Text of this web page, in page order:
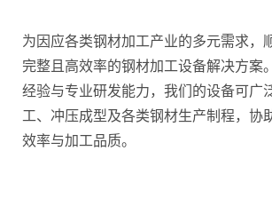
为因应各类钢材加工产业的多元需求，
完整且高效率的钢材加工设​​备解决方案
经验与专业研发能力，我们的设备可广
工、冲压成型及各类钢材生产制程，协
效率与加工品质。